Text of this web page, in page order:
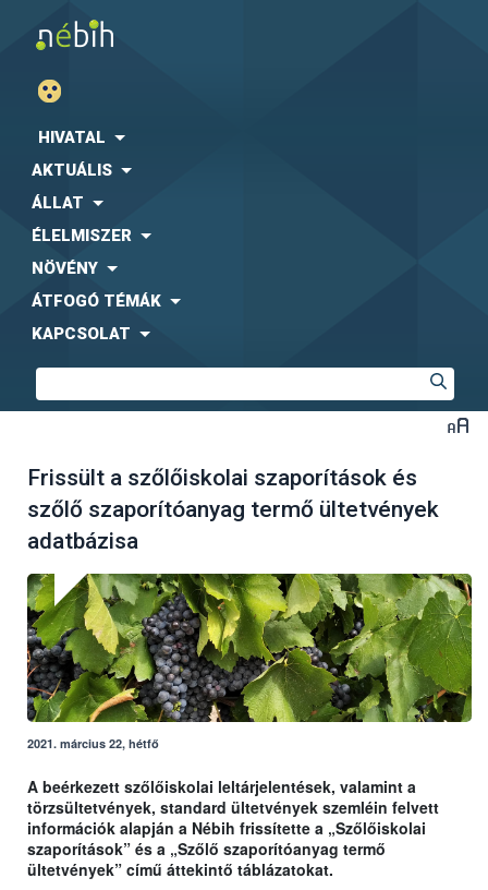
HIVATAL
AKTUÁLIS
ÁLLAT
ÉLELMISZER
NÖVÉNY
ÁTFOGÓ TÉMÁK
KAPCSOLAT
Frissült a szőlőiskolai szaporítások és
szőlő szaporítóanyag termő ültetvények
adatbázisa
2021. március 22, hétfő
A beérkezett szőlőiskolai leltárjelentések, valamint a
törzsültetvények, standard ültetvények szemléin felvett
információk alapján a Nébih frissítette a „Szőlőiskolai
szaporítások” és a „Szőlő szaporítóanyag termő
ültetvények” című áttekintő táblázatokat.